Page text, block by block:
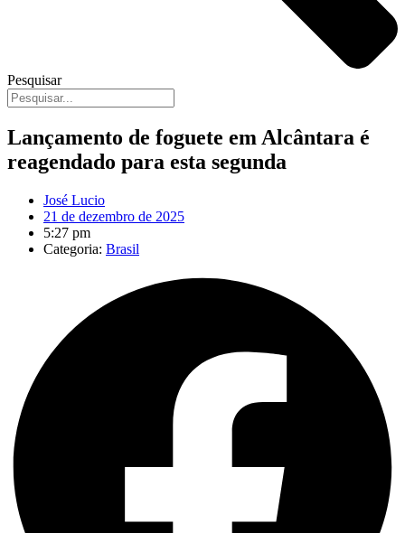
Pesquisar
Lançamento de foguete em Alcântara é
reagendado para esta segunda
José Lucio
21 de dezembro de 2025
5:27 pm
Categoria: Brasil